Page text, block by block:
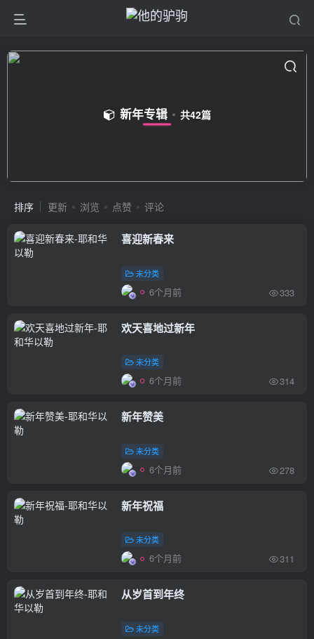
新年专辑 共42篇
排序 更新 浏览 点赞 评论
喜迎新春来
未分类
6个月前 333
欢天喜地过新年
未分类
6个月前 314
新年赞美
未分类
6个月前 278
新年祝福
未分类
6个月前 311
从岁首到年终
未分类